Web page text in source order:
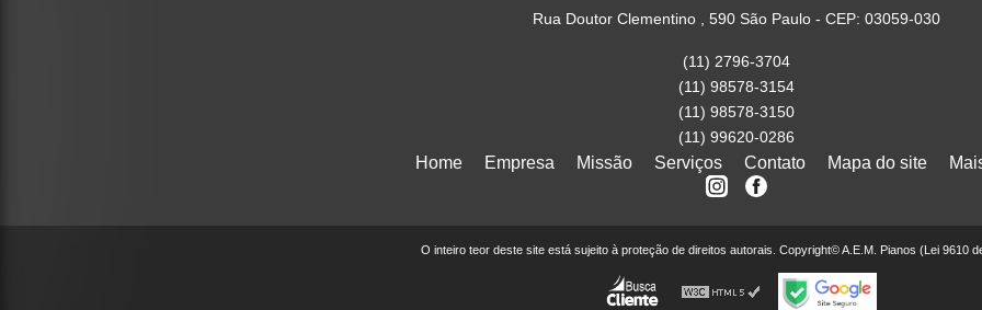
Rua Doutor Clementino , 590 São Paulo - CEP: 03059-030
(11) 2796-3704
(11) 98578-3154
(11) 98578-3150
(11) 99620-0286
Home Empresa Missão Serviços Contato Mapa do site
O inteiro teor deste site está sujeito à proteção de direitos autorais. Copyright© A.E.M. Pianos (Lei 9610